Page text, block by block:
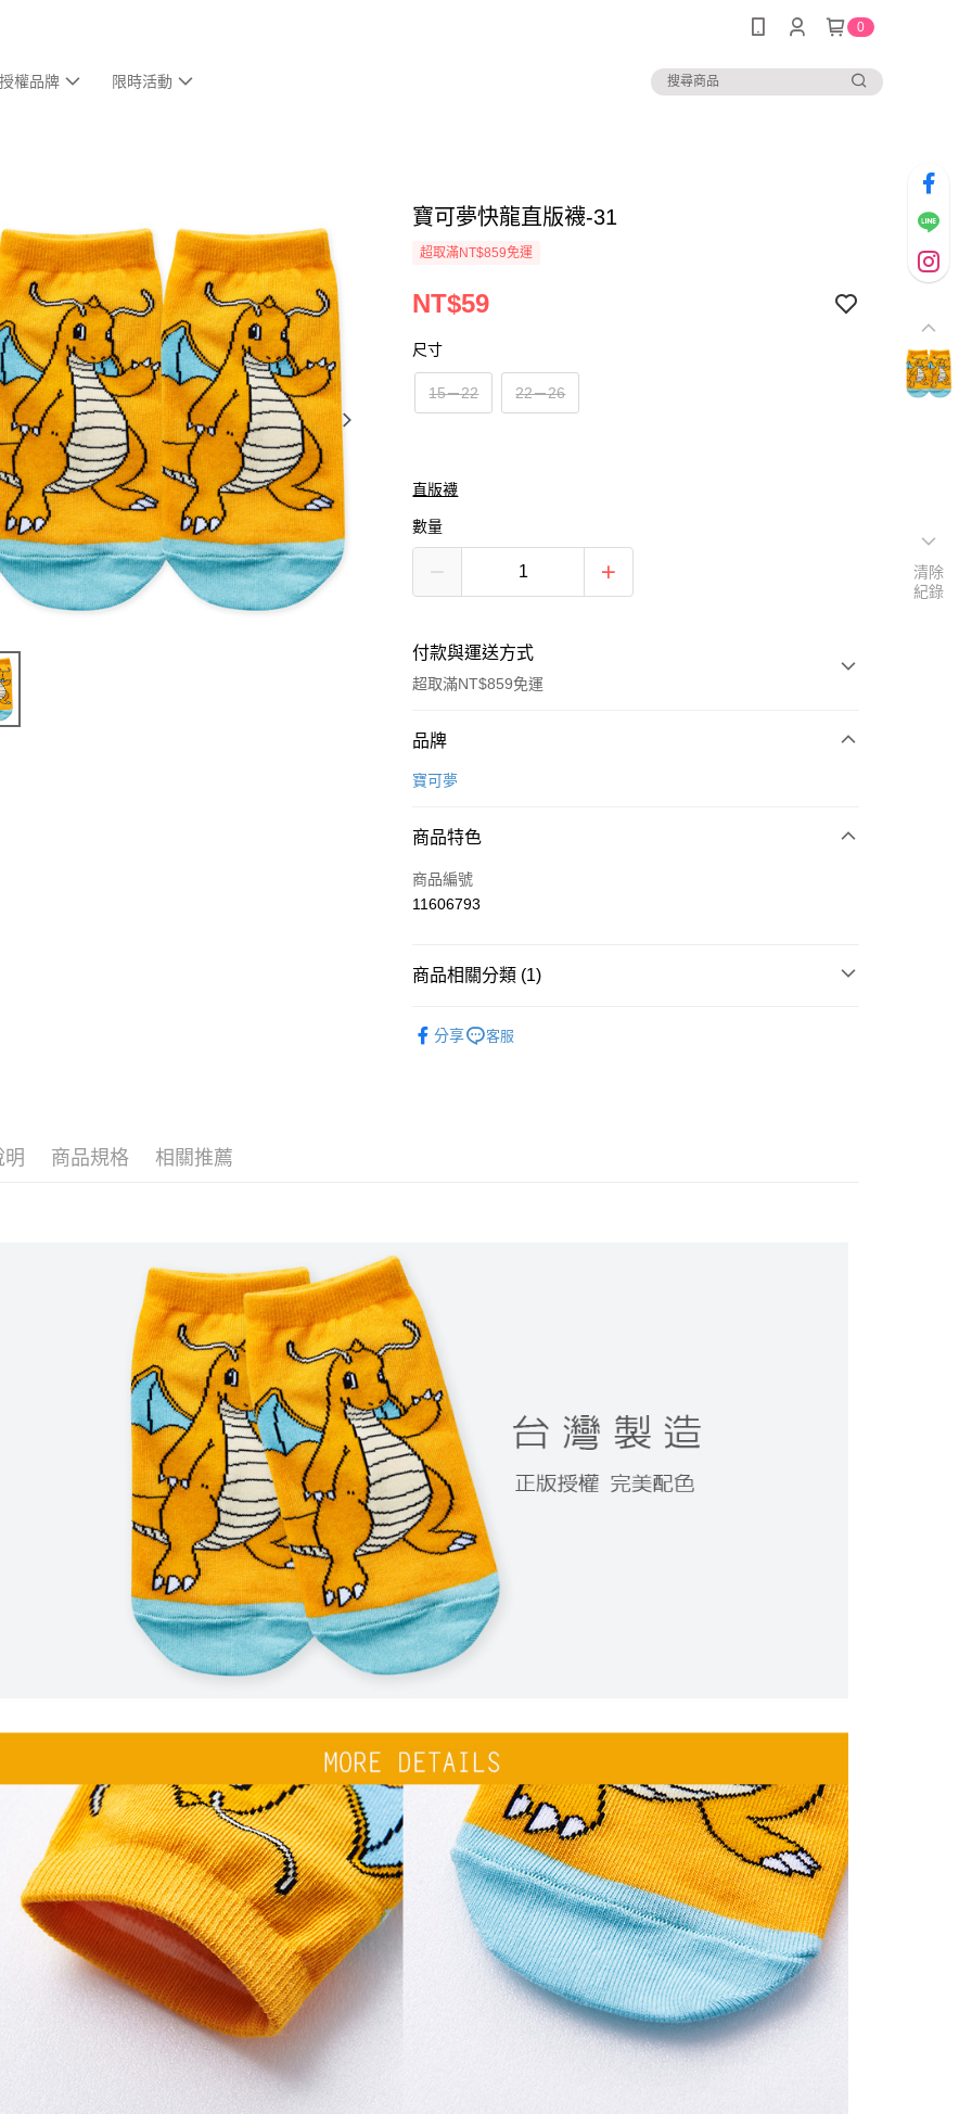
0
權品牌 限時活動
寶可夢快龍直版襪-31
超取滿NT$859免運
NT$59
尺寸
15－22 22－26
直版襪
數量
付款與運送方式
超取滿NT$859免運
付款方式
信用卡一次付款
Apple Pay
全盈+PAY
每筆NT$80，滿NT$899(含以上)免運費
付款後7-11取貨
每筆NT$80，滿NT$859(含以上)免運費
宅配
每筆NT$85，滿NT$859(含以上)免運費
品牌
寶可夢
商品特色
商品編號
11606793
商品相關分類 (1)
分享
客服
明 商品規格 相關推薦
清除
紀錄